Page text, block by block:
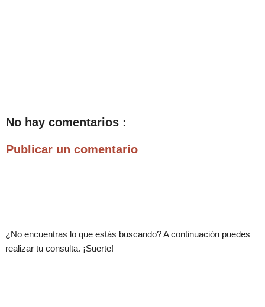
No hay comentarios :
Publicar un comentario
¿No encuentras lo que estás buscando? A continuación puedes
realizar tu consulta. ¡Suerte!